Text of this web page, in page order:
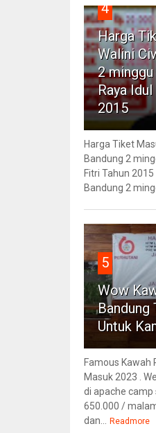
4
Harga
Walini
2
Raya
2015
Harga Tiket
Bandung 2
Fitri Tahun
Bandung 2
5
Wow
Bandung
Untuk
Famous Kawah
Masuk 2023 .
di apache
650.000 /
dan... Readmore